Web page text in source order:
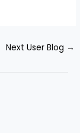
Next User Blog →